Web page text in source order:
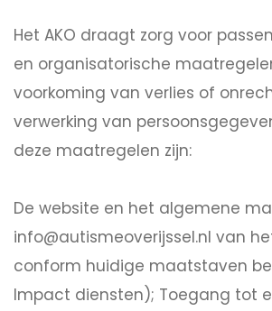
Het AKO draagt zorg voor
en organisatorische
voorkoming van verlies of
verwerking van
deze maatregelen zijn:
De website en het algemene
info@autismeoverijssel.nl van
conform huidige maatstaven
Impact diensten); Toegang tot